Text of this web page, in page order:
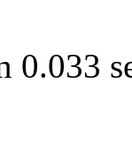
0.033